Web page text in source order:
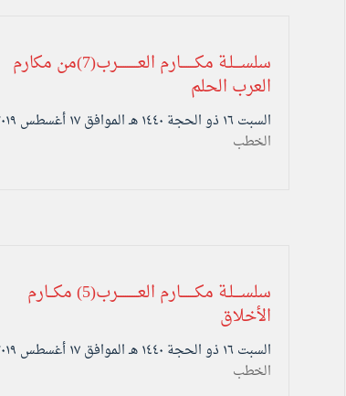
سلســــلـة مكــــــــارم العـــــــــــرب(7)من مكارم
العرب الحلم
السبت ۱٦ ذو الحجة ۱٤٤۰ هـ الموافق ۱۷ أغسطس ۲۰۱۹ مـ |
الخطب
سلســــلـة مكــــــــارم العـــــــــــرب(5) مكـــارم
الأخلاق
السبت ۱٦ ذو الحجة ۱٤٤۰ هـ الموافق ۱۷ أغسطس ۲۰۱۹ مـ |
الخطب